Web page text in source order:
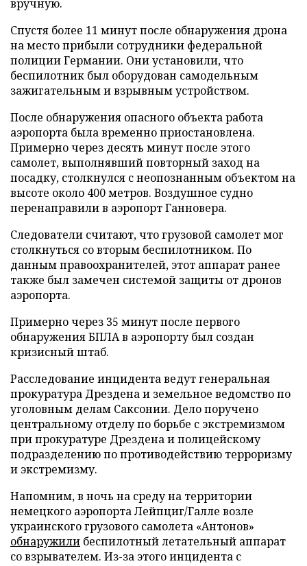
вручную.
Спустя более 11 минут после обнаружения дрона
на место прибыли сотрудники федеральной
полиции Германии. Они установили, что
беспилотник был оборудован самодельным
зажигательным и взрывным устройством.
После обнаружения опасного объекта работа
аэропорта была временно приостановлена.
Примерно через десять минут после этого
самолет, выполнявший повторный заход на
посадку, столкнулся с неопознанным объектом на
высоте около 400 метров. Воздушное судно
перенаправили в аэропорт Ганновера.
Следователи считают, что грузовой самолет мог
столкнуться со вторым беспилотником. По
данным правоохранителей, этот аппарат ранее
также был замечен системой защиты от дронов
аэропорта.
Примерно через 35 минут после первого
обнаружения БПЛА в аэропорту был создан
кризисный штаб.
Расследование инцидента ведут генеральная
прокуратура Дрездена и земельное ведомство по
уголовным делам Саксонии. Дело поручено
центральному отделу по борьбе с экстремизмом
при прокуратуре Дрездена и полицейскому
подразделению по противодействию терроризму
и экстремизму.
Напомним, в ночь на среду на территории
немецкого аэропорта Лейпциг/Галле возле
украинского грузового самолета «Антонов»
обнаружили беспилотный летательный аппарат
со взрывателем. Из-за этого инцидента с